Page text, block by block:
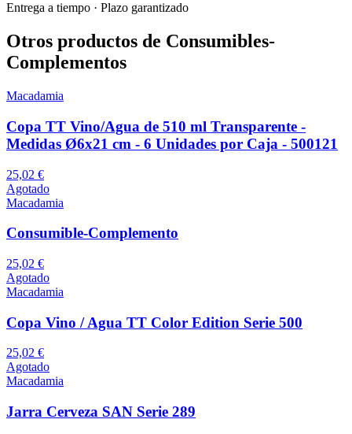
Entrega a tiempo · Plazo garantizado
Otros productos de Consumibles-
Complementos
Macadamia
Copa TT Vino/Agua de 510 ml Transparente -
Medidas Ø6x21 cm - 6 Unidades por Caja - 500121
25,02 €
Agotado
Macadamia
Consumible-Complemento
25,02 €
Agotado
Macadamia
Copa Vino / Agua TT Color Edition Serie 500
25,02 €
Agotado
Macadamia
Jarra Cerveza SAN Serie 289